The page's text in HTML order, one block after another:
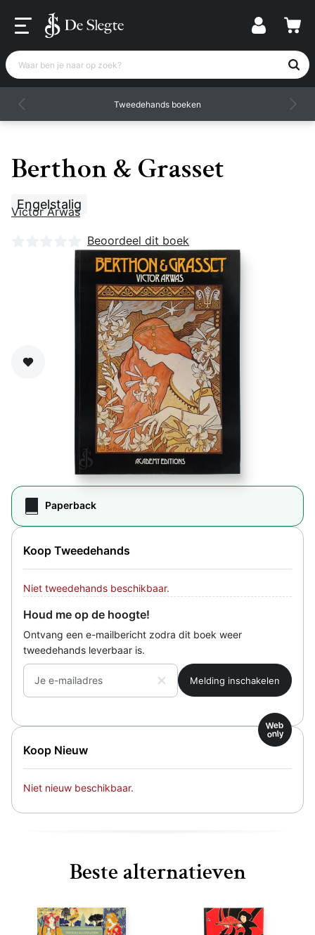
Waar ben je naar op zoek?
Tweedehands boeken
Berthon & Grasset
Engelstalig
Victor Arwas
Nog geen beoordelingen
Beoordeel dit boek
Zet op verlanglijst
Paperback
Koop Tweedehands
Niet tweedehands beschikbaar.
Houd me op de hoogte!
Ontvang een e-mailbericht zodra dit boek weer
tweedehands leverbaar is.
Je e-mailadres
Koop Nieuw
Web
only
Niet nieuw beschikbaar.
Beste alternatieven